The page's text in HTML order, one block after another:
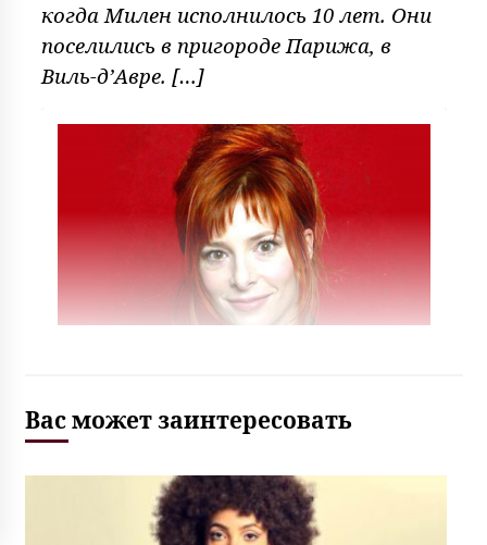
когда Милен исполнилось 10 лет. Они
поселились в пригороде Парижа, в
Виль-д’Авре. […]
Вас может заинтересовать